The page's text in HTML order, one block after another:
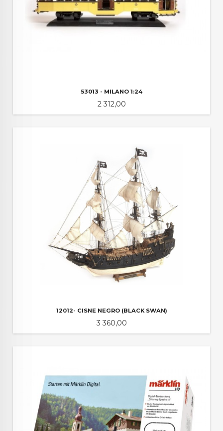
53013 - MILANO 1:24
Pris
2 312,00
12012- CISNE NEGRO (BLACK SWAN)
Pris
3 360,00